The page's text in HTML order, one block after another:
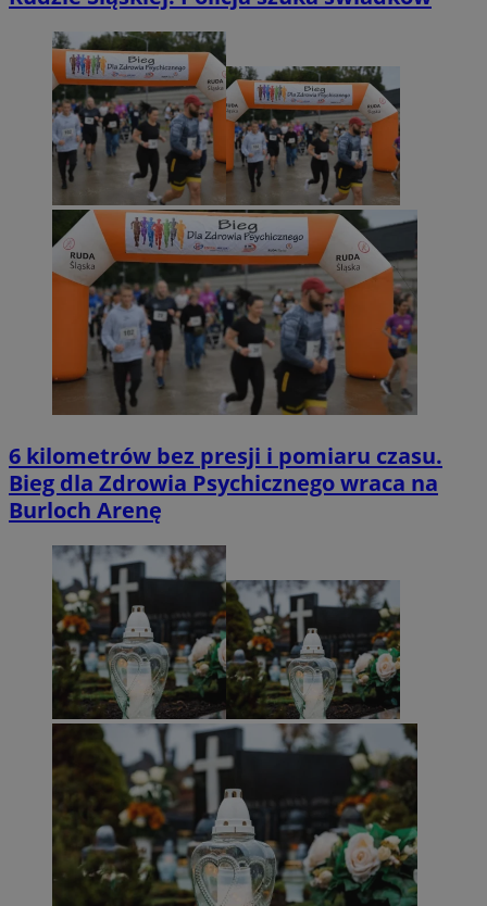
6 kilometrów bez presji i pomiaru czasu.
Bieg dla Zdrowia Psychicznego wraca na
Burloch Arenę